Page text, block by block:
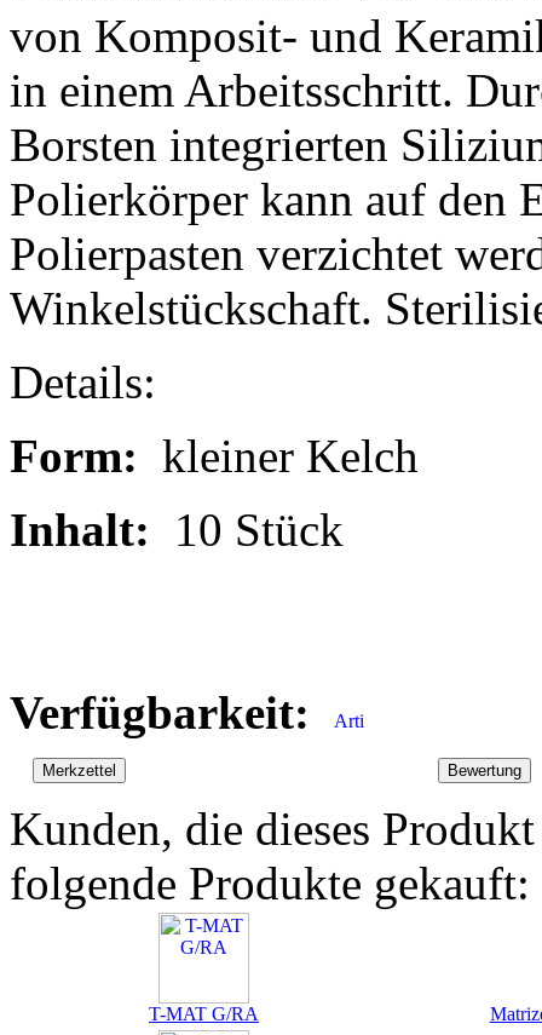
von Komposit- und
in einem Arbeitsschritt.
Borsten integrierten
Polierkörper kann auf den
Polierpasten verzichtet
Winkelstückschaft.
Details:
Form: kleiner Kelch
Inhalt:
10 Stück
Verfügbarkeit:
Kunden, die dieses
folgende Produkte gekauft:
T-MAT G/RA